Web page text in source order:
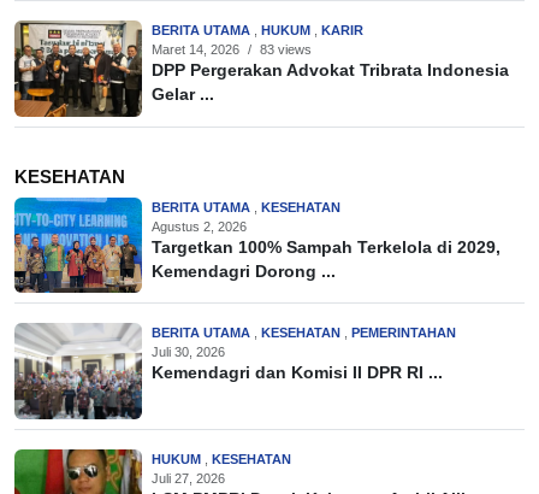
BERITA UTAMA HUKUM
KARIR
Maret 14, 2026 / 83 views
DPP Pergerakan Advokat Tribrata Indonesia
Gelar ...
KESEHATAN
BERITA UTAMA
KESEHATAN
Agustus 2, 2026
Targetkan 100% Sampah Terkelola di 2029,
Kemendagri Dorong ...
BERITA UTAMA KESEHATAN
PEMERINTAHAN
Juli 30, 2026
Kemendagri dan Komisi II DPR RI ...
HUKUM
KESEHATAN
Juli 27, 2026